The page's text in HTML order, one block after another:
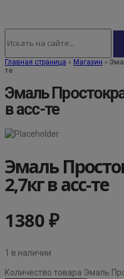
Главная страница » Магазин »
те
Эмаль
в асс-те
Эмаль
2,7кг в асс-те
1380₽
1 в наличии
Количество товара Эмаль